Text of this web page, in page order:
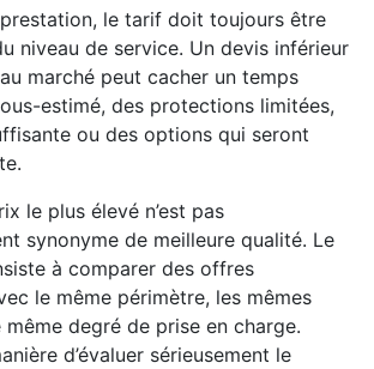
le tarif doit toujours être
niveau de service. Un devis inférieur
marché peut cacher un temps
estimé, des protections limitées,
ou des options qui seront
le plus élevé n’est pas
synonyme de meilleure qualité. Le
à comparer des offres
le même périmètre, les mêmes
degré de prise en charge.
d’évaluer sérieusement le